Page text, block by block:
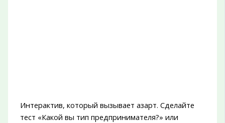
Интерактив, который вызывает азарт. Сделайте
тест «Какой вы тип предпринимателя?» или